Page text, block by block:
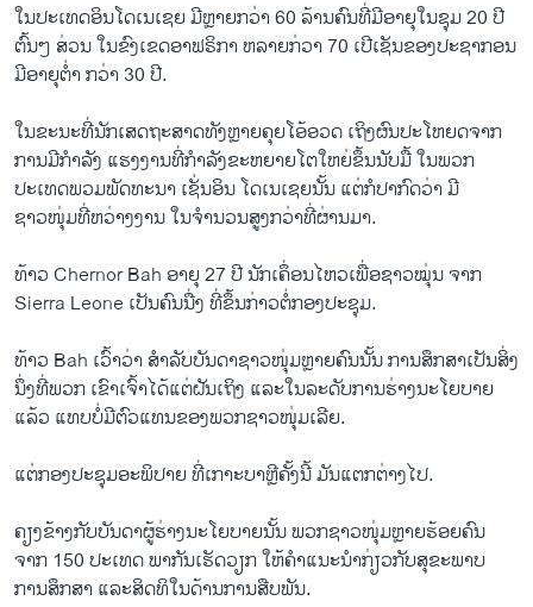
ໃນປະເທດອິນໂດເນເຊຍ ມີຫຼາຍກວ່າ 60 ລ້ານຄົນທີ່ມີອາຍຸ​ໃນ​ຊຸມ 20 ປີ
ຕົ້ນໆ ສ່ວນ ໃນຂົງເຂດອາຟຣິກາ ຫລາຍ​ກ່ວາ 70 ເປີເຊັນຂອງປະຊາກອນ
ມີອາຍຸຕໍ່າ ກວ່າ 30 ປີ.
ໃນຂະນະທີ່ນັກເສດຖະສາດທັງຫຼາຍຄຸຍໂອ້ອວດ​ ເຖິງ​ຜົນ​ປະ​ໂຫຍ​ດຈາ​ກ
ການ​ມີກໍາລັງ ແຮງງານທີ່ກໍາລັງ​ຂະ​ຫຍາຍ​ໂຕ​ໃຫຍ່​ຂຶ້ນ​ນັບ​ມື້ ໃນພວກ
ປະເທດພວມພັດທະນາ ເຊັ່ນອິນ ໂດເນເຊຍນັ້ນ ​ແຕ່ກໍປາກົດວ່າ ມີ
ຊາວໜຸ່ມທີ່ຫວ່າງງານ ​ໃນຈໍານວນສູງກວ່າທີ່ຜ່ານມາ.
ທ້າວ Chernor Bah ອາຍຸ 27 ປີ ນັກເຄຶ່ອນໄຫວ​ເພື່ອຊາວໝຸ່ນ ຈາກ
Sierra Leone ​ເປັນ​ຄົນ​ນື່ງ ທີ່​ຂຶ້ນກ່າວ​ຕໍ່ກອງປະຊຸມ.
ທ້າວ Bah ເວົ້າວ່າ ສໍາລັບບັນດາຊາວໜຸ່ມຫຼາຍຄົນນັ້ນ ການສຶກສາເປັນສິ່ງ
ນຶ່ງທີ່ພວກ ເຂົາເຈົ້າ​ໄດ້​ແຕ່ຝັນເຖິງ ແລະໃນລະດັບການຮ່າງນະໂຍບາຍ
ແລ້ວ ​ແທບ​ບໍ່​ມີ​ຕົວ​ແທນ​ຂອງພວກຊາວໜຸ່ມ​ເລີຍ.
ແຕ່ກອງປະຊຸມອະພິປາຍ ທີ່ເກາະບາຫຼີຄັ້ງນີ້ ມັນແຕກຕ່າງ​ໄປ.
ຄຽງຂ້າງກັບບັນດາຜູ້ຮ່າງນະໂຍບາຍນັ້ນ ພວກຊາວໜຸ່ມຫຼາຍຮ້ອຍຄົນ
ຈາກ 150 ປະເທດ ພາກັນ​ເຮັດ​ວຽກ ໃຫ້ຄໍາແນະນໍາກ່ຽວກັບສຸຂະພາບ
ການສຶກສາ ແລະສິດທິ​ໃນ​ດ້ານ​ການ​ສືບ​ພັນ.